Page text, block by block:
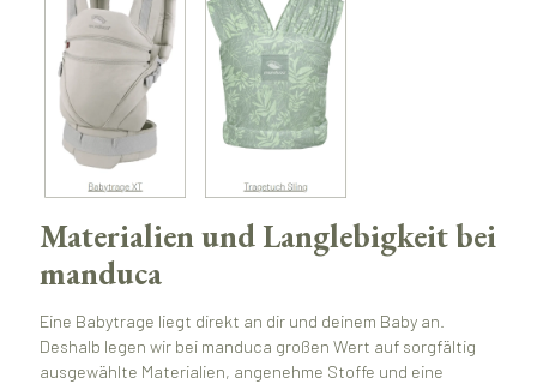
Materialien und Langlebigkeit bei
manduca
Eine Babytrage liegt direkt an dir und deinem Baby an.
Deshalb legen wir bei manduca großen Wert auf sorgfältig
ausgewählte Materialien, angenehme Stoffe und eine